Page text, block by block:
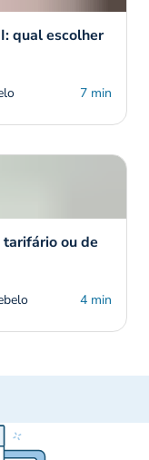
qual escolher
7 min
tarifário ou de
4 min